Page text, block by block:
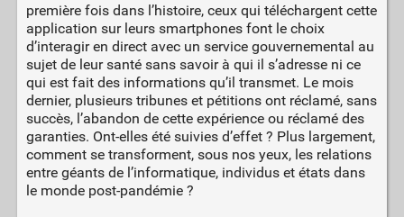
première fois dans l’histoire, ceux qui téléchargent cette
application sur leurs smartphones font le choix
d’interagir en direct avec un service gouvernemental au
sujet de leur santé sans savoir à qui il s’adresse ni ce
qui est fait des informations qu’il transmet. Le mois
dernier, plusieurs tribunes et pétitions ont réclamé, sans
succès, l’abandon de cette expérience ou réclamé des
garanties. Ont-elles été suivies d’effet ? Plus largement,
comment se transforment, sous nos yeux, les relations
entre géants de l’informatique, individus et états dans
le monde post-pandémie ?